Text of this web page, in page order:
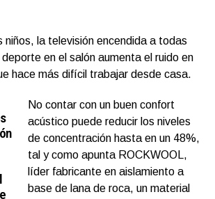
niños, la televisión encendida a todas
en el salón aumenta el ruido en
hace más difícil trabajar desde casa.
No contar con un buen confort
acústico puede reducir los niveles
de concentración hasta en un 48%,
tal y como apunta ROCKWOOL,
líder fabricante en aislamiento a
base de lana de roca, un material